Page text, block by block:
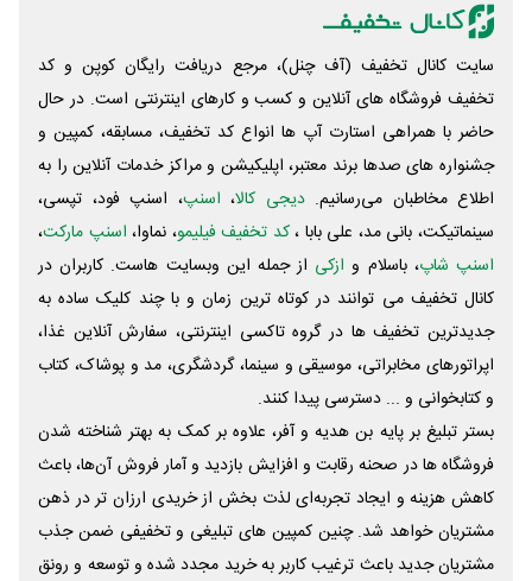
سایت کانال تخفیف (آف چنل)، مرجع دریافت رایگان کوپن و کد
تخفیف فروشگاه های آنلاین و کسب و‌ کارهای اینترنتی است. در حال
حاضر با همراهی استارت آپ ها انواع کد تخفیف، مسابقه، کمپین و
جشنواره های صدها برند معتبر، اپلیکیشن و مراکز خدمات آنلاین را به
اطلاع مخاطبان می‌رسانیم. دیجی کالا، اسنپ، اسنپ فود، تپسی،
سینماتیکت، بانی مد، علی‌ بابا ،کد تخفیف فیلیمو، نماوا، اسنپ مارکت،
اسنپ شاپ، باسلام و ازکی از جمله این وبسایت ‌هاست. کاربران در
کانال تخفیف می توانند در کوتاه ترین زمان و با چند کلیک ساده به
جدیدترین تخفیف ها در گروه تاکسی اینترنتی، سفارش آنلاین غذا،
اپراتورهای مخابراتی، موسیقی و سینما، گردشگری، مد و پوشاک، کتاب
و کتابخوانی و ... دسترسی پیدا کنند.
بستر تبلیغ بر پایه بن هدیه و آفر، علاوه بر کمک به بهتر شناخته شدن
فروشگاه ها در صحنه رقابت و افزایش بازدید و آمار فروش آن‌ها، باعث
کاهش هزینه و ایجاد تجربه‌ای لذت بخش از خریدی ارزان تر در ذهن
مشتریان خواهد شد. چنین کمپین های تبلیغی و تخفیفی ضمن جذب
مشتریان جدید باعث ترغیب کاربر به خرید مجدد شده و توسعه و رونق